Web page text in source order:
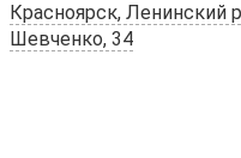
Красноярск, Ленинский
Шевченко, 34